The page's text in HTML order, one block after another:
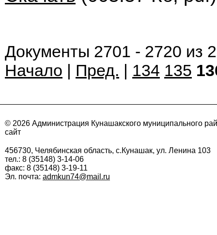
Документы 2701 - 2720 из
Начало | Пред. | 134 135
© 2026 Администрация Кунашакского муниципального
сайт
456730, Челябинская область, с.Кунашак, ул. Ленина 103
тел.: 8 (35148) 3-14-06
факс: 8 (35148) 3-19-11
Эл. почта: admkun74@mail.ru